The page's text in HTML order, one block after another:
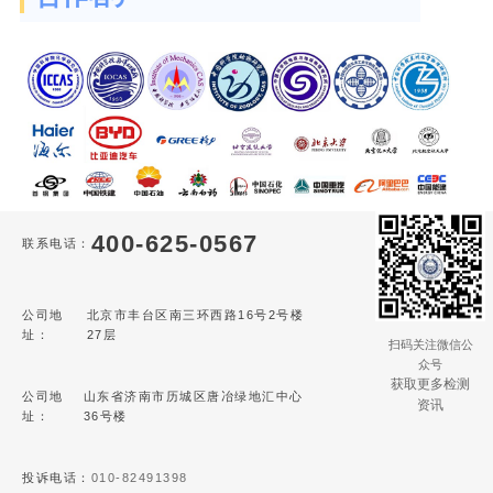
联系电话： 400-625-0567
公司地
址：
北京市丰台区南三环西路16号2号楼
27层
公司地
址：
山东省济南市历城区唐冶绿地汇中心
36号楼
投诉电话： 010-82491398
扫码关注微信公
众号
获取更多检测
资讯